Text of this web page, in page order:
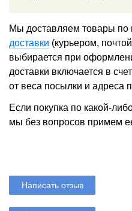
Мы доставляем товары по
доставки (курьером,
выбирается при
доставки включается в
от веса посылки и адреса
Если покупка по какой-
мы без вопросов примем
Написать отзыв